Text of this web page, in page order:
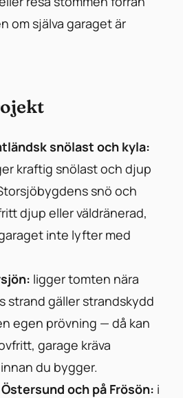
om själva garaget är
snölast och kyla:
kraftig snölast och djup
snö och
djup eller väldränerad,
inte lyfter med
ligger tomten nära
strand gäller strandskydd
egen prövning — då kan
garage kräva
du bygger.
och på Frösön: i